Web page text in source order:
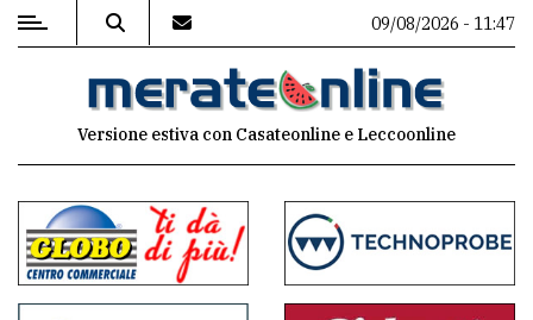
MENU
commenti
Contenuti
09/08/2026 - 11:47
Versione estiva con Casateonline e Leccoonline